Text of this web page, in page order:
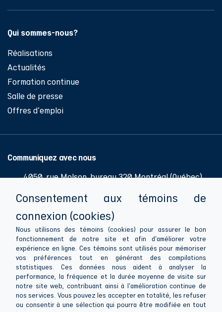
Qui sommes-nous?
Réalisations
Actualités
Formation continue
Salle de presse
Offres d'emploi
Communiquez avec nous
4050, rue Molson, bureau 320 Montréal (Québec)
514 286-1081
info@apesquebec.org
Suivez-nous
Consentement aux témoins de
connexion (cookies)
Nous utilisons des témoins (cookies) pour assurer le bon
fonctionnement de notre site et afin d'améliorer votre
expérience en ligne. Ces témoins sont utilisés pour mémoriser
vos préférences tout en générant des compilations
statistiques. Ces données nous aident à analyser la
performance, la fréquence et la durée moyenne de visite sur
notre site web, contribuant ainsi à l'amélioration continue de
nos services. Vous pouvez les accepter en totalité, les refuser
ou consentir à une sélection qui pourra être modifiée en tout